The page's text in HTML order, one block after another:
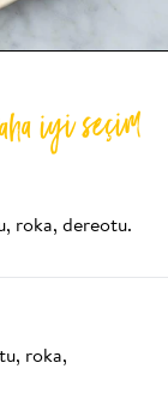
iyi seçim
roka, dereotu.
roka,